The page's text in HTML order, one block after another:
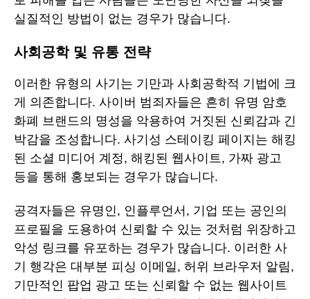
실질적인 방법이 없는 경우가 많습니다.
사회공학 및 유통 전략
이러한 유형의 사기는 기만과 사회공학적 기법에 크
게 의존합니다. 사이버 범죄자들은 흔히 유명 암호
화폐 브랜드의 명성을 악용하여 거짓된 신뢰감과 긴
박감을 조성합니다. 사기성 스테이킹 페이지는 해킹
된 소셜 미디어 계정, 해킹된 웹사이트, 가짜 광고
등을 통해 홍보되는 경우가 많습니다.
공격자들은 유명인, 인플루언서, 기업 또는 공인의
프로필을 도용하여 신뢰할 수 있는 것처럼 위장하고
악성 링크를 유포하는 경우가 많습니다. 이러한 사
기 행각은 대부분 피싱 이메일, 허위 브라우저 알림,
기만적인 팝업 광고 또는 신뢰할 수 없는 웹사이트